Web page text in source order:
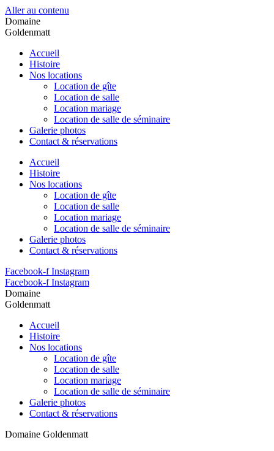
Aller au contenu
Domaine
Goldenmatt
Accueil
Histoire
Nos locations
Location de gîte
Location de salle
Location mariage
Location de salle de séminaire
Galerie photos
Contact & réservations
Accueil
Histoire
Nos locations
Location de gîte
Location de salle
Location mariage
Location de salle de séminaire
Galerie photos
Contact & réservations
Facebook-f Instagram
Facebook-f Instagram
Domaine
Goldenmatt
Accueil
Histoire
Nos locations
Location de gîte
Location de salle
Location mariage
Location de salle de séminaire
Galerie photos
Contact & réservations
Domaine Goldenmatt